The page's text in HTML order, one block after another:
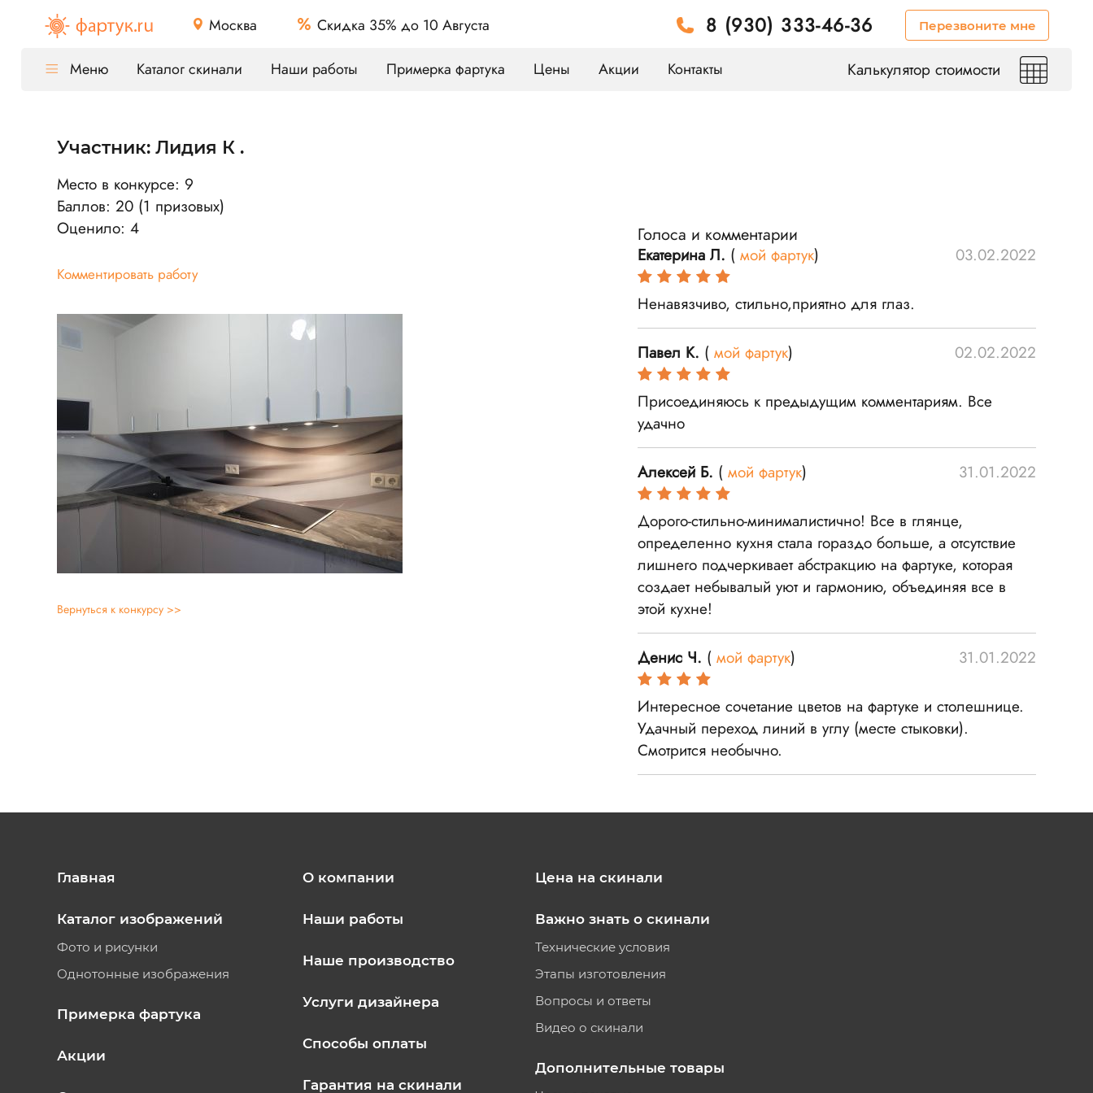
Москва Скидка 35% до 10 Августа 8 (930) 333-46-36 Перезвоните мне
Меню Каталог скинали Наши работы Примерка фартука Цены Акции Контакты Калькулятор стоимости
Участник: Лидия К .
Место в конкурсе: 9
Баллов: 20 (1 призовых)
Оценило: 4
Комментировать работу
Вернуться к конкурсу >>
Голоса и комментарии
Екатерина Л. ( мой фартук) 03.02.2022
Ненавязчиво, стильно,приятно для глаз.
Павел К. ( мой фартук) 02.02.2022
Присоединяюсь к предыдущим комментариям. Все
удачно
Алексей Б. ( мой фартук) 31.01.2022
Дорого-стильно-минималистично! Все в глянце,
определенно кухня стала гораздо больше, а отсутствие
лишнего подчеркивает абстракцию на фартуке, которая
создает небывалый уют и гармонию, объединяя все в
этой кухне!
Денис Ч. ( мой фартук) 31.01.2022
Интересное сочетание цветов на фартуке и столешнице.
Удачный переход линий в углу (месте стыковки).
Смотрится необычно.
Главная
Каталог изображений
Фото и рисунки
Однотонные изображения
Примерка фартука
Акции
О компании
Наши работы
Наше производство
Услуги дизайнера
Способы оплаты
Гарантия на скинали
Цена на скинали
Важно знать о скинали
Технические условия
Этапы изготовления
Вопросы и ответы
Видео о скинали
Дополнительные товары